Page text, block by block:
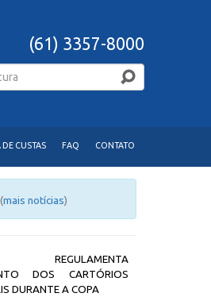
(61) 3357-8000
DE CUSTAS FAQ CONTATO
(mais notícias)
DOS CARTÓRIOS
DURANTE A COPA